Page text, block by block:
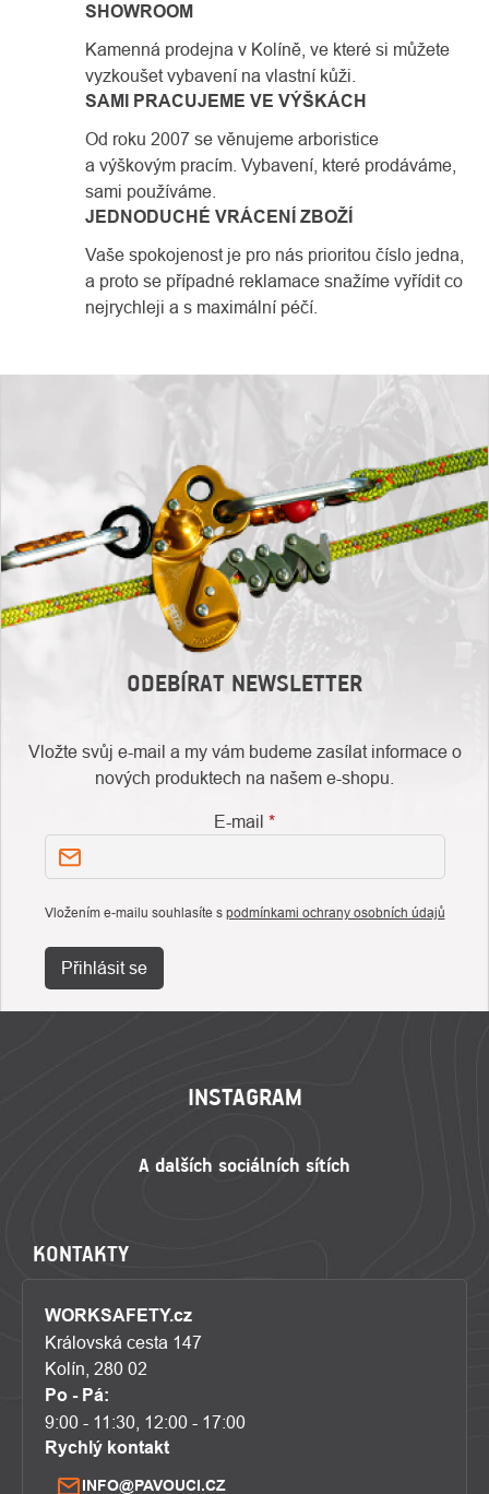
SHOWROOM
Kamenná prodejna v Kolíně, ve které si můžete
vyzkoušet vybavení na vlastní kůži.
SAMI PRACUJEME VE VÝŠKÁCH
Od roku 2007 se věnujeme arboristice
a výškovým pracím. Vybavení, které prodáváme,
sami používáme.
JEDNODUCHÉ VRÁCENÍ ZBOŽÍ
Vaše spokojenost je pro nás prioritou číslo jedna,
a proto se případné reklamace snažíme vyřídit co
nejrychleji a s maximální péčí.
ODEBÍRAT NEWSLETTER
Vložte svůj e-mail a my vám budeme zasílat informace o
nových produktech na našem e-shopu.
E-mail
Vložením e-mailu souhlasíte s podmínkami ochrany osobních údajů
Přihlásit se
INSTAGRAM
KONTAKTY
WORKSAFETY.cz
Královská cesta 147
Kolín, 280 02
Po - Pá:
9:00 - 11:30, 12:00 - 17:00
Rychlý kontakt
INFO@PAVOUCI.CZ